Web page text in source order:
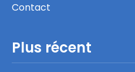
Contact
Plus récent